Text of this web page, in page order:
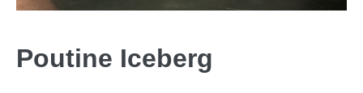
Poutine Iceberg